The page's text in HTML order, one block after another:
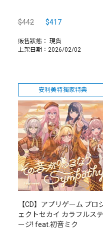
$442 $417
販售狀態： 現貨
上架日期：2026/02/02
安利美特獨家特典
【CD】アプリゲーム プロ
ェクトセカイ カラフルステ
ージ! feat.初音ミク